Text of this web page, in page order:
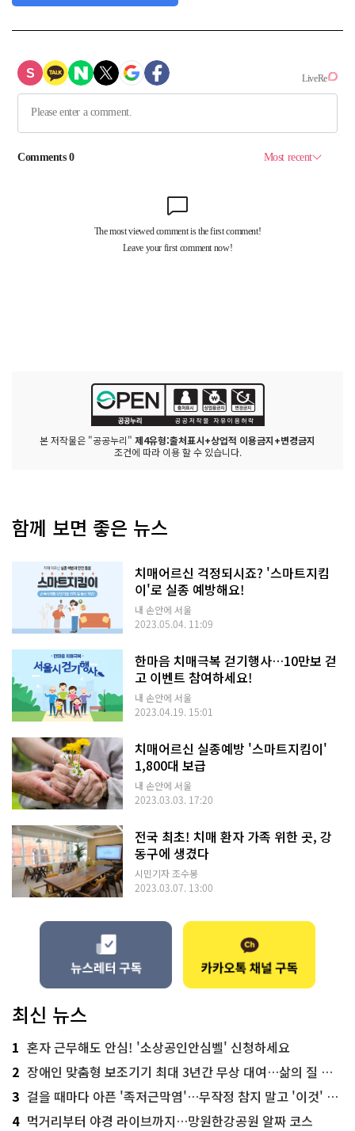
본 저작물은 "공공누리" 제4유형:출처표시+상업적 이용금지+변경금지
조건에 따라 이용 할 수 있습니다.
함께 보면 좋은 뉴스
치매어르신 걱정되시죠? '스마트지킴
이'로 실종 예방해요!
내 손안에 서울
2023.05.04. 11:09
한마음 치매극복 걷기행사…10만보 걷
고 이벤트 참여하세요!
내 손안에 서울
2023.04.19. 15:01
치매어르신 실종예방 '스마트지킴이'
1,800대 보급
내 손안에 서울
2023.03.03. 17:20
전국 최초! 치매 환자 가족 위한 곳, 강
동구에 생겼다
시민기자 조수봉
2023.03.07. 13:00
최신 뉴스
1 혼자 근무해도 안심! '소상공인안심벨' 신청하세요
2 장애인 맞춤형 보조기기 최대 3년간 무상 대여…삶의 질 높인다
3 걸을 때마다 아픈 '족저근막염'…무작정 참지 말고 '이것' 해보세요!
4 먹거리부터 야경 라이브까지…망원한강공원 알짜 코스